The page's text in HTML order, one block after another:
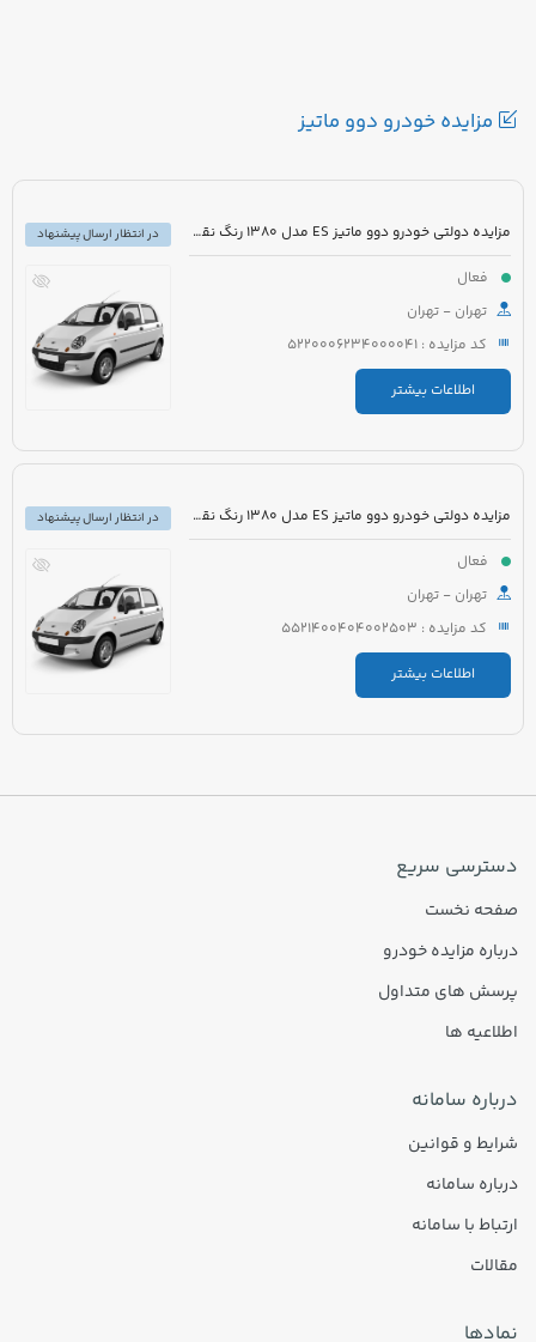
مزایده خودرو دوو ماتیز
مزایده دولتی خودرو دوو ماتیز ES مدل 1380 رنگ نقره ای متالیک
فعال
تهران - تهران
کد مزایده : 5220006234000041
اطلاعات بیشتر
در انتظار ارسال پیشنهاد
مزایده دولتی خودرو دوو ماتیز ES مدل 1380 رنگ نقره ای متالیک
فعال
تهران - تهران
کد مزایده : 5521400404002503
اطلاعات بیشتر
در انتظار ارسال پیشنهاد
دسترسی سریع
صفحه نخست
درباره مزایده خودرو
پرسش های متداول
اطلاعیه ها
درباره سامانه
شرایط و قوانین
درباره سامانه
ارتباط با سامانه
مقالات
نمادها